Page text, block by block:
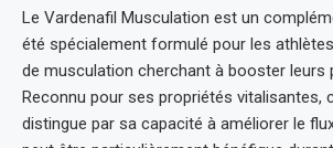
Le Vardenafil Musculation est un
été spécialement formulé pour les
de musculation cherchant à booster leurs
Reconnu pour ses propriétés vitalisantes,
distingue par sa capacité à améliorer le